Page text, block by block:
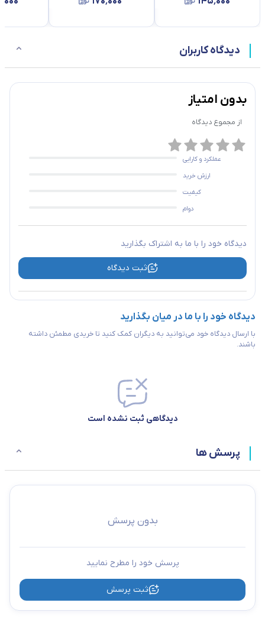
دیدگاه کاربران
بدون امتیاز
از مجموع دیدگاه
عملکرد و کارایی
ارزش خرید
کیفیت
دوام
دیدگاه خود را با ما به اشتراک بگذارید
ثبت دیدگاه
دیدگاه خود را با ما در میان بگذارید
با ارسال دیدگاه خود می‌توانید به دیگران کمک کنید تا خریدی مطمئن داشته
باشند.
دیدگاهی ثبت نشده است
پرسش ها
بدون پرسش
پرسش خود را مطرح نمایید
ثبت پرسش